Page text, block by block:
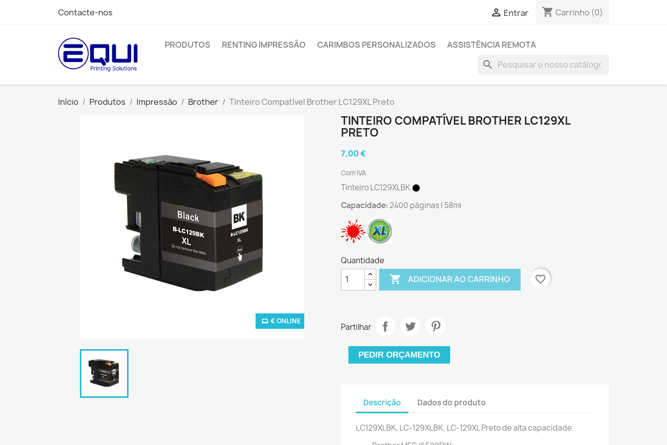
Contacte-nos  Entrar shopping_cart Carrinho (0)
PRODUTOS RENTING IMPRESSÃO CARIMBOS PERSONALIZADOS ASSISTÊNCIA REMOTA
search
Início Produtos Impressão Brother Tinteiro Compatível Brother LC129XL Preto
€ ONLINE
TINTEIRO COMPATÍVEL BROTHER LC129XL
PRETO
7,00 €
Com IVA
Tinteiro LC129XLBK
Capacidade:2400 páginas | 58ml
Quantidade
 ADICIONAR AO CARRINHO favorite_border
Partilhar
PEDIR ORÇAMENTO
Descrição Dados do produto
LC129XLBK, LC-129XLBK, LC-129XL Preto de alta capacidade